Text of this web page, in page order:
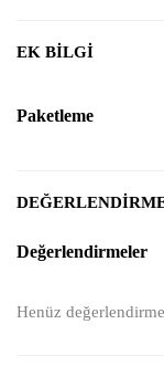
EK BILGI
Paketleme
Değerlendirmeler
Henüz